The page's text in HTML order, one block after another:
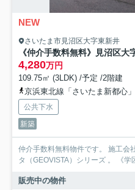
NEW
さいたま市見沼区大字東新井
4,280万円
109.75㎡ (3LDK) /予定 /2階建
京浜東北線「さいたま新都心
公共下水
新築
仲介手数料無料物件です。 施工会
タ（
販売中の物件